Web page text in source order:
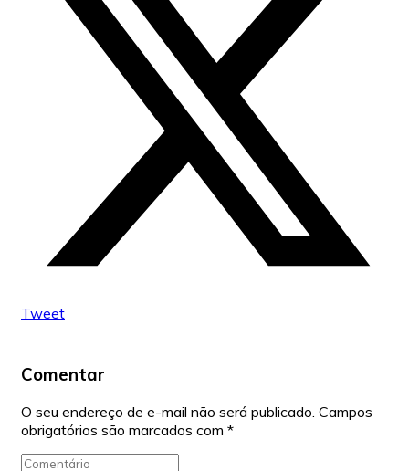
Tweet
Comentar
O seu endereço de e-mail não será publicado. Campos
obrigatórios são marcados com *